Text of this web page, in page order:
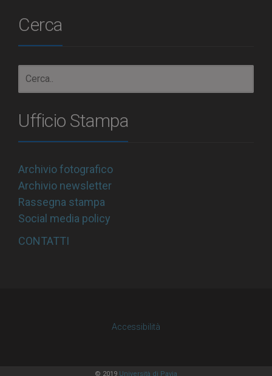
Cerca
Ufficio Stampa
Archivio fotografico
Archivio newsletter
Rassegna stampa
Social media policy
CONTATTI
Accessibilità
© 2019 Università di Pavia